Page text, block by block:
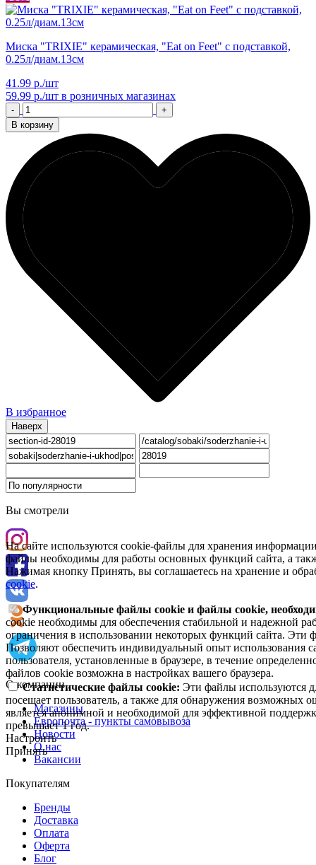
Миска "TRIXIE" керамическая, "Eat on Feet" с подставкой,
0.25л/диам.13см
41.99 р./шт
59.99 р./шт в розничных магазинах
-
+
В корзину
В избранное
Наверх
Вы смотрели
На сайте используются cookie-файлы для хранения
файлы необходимы для работы основных функций сайта, а
Нажимая кнопку Принять, вы соглашаетесь на хранение и
cookie.
Функциональные файлы cookie и файлы cookie,
cookie необходимы для обеспечения стабильной и надежной
ограничения в использовании некоторых функций сайта. Эти
Позволяют обеспечить индивидуальный опыт использования
пользователя, установленные в браузере, в течение
файлов cookie возможна в настройках вашего браузера.
Статистические файлы cookie: Эти файлы используются
посещает пользователь, а также для обнаружения возможных
является анонимной и необходимой для эффективной
превышает 1 год.
Настроить
Принять
О компании
Магазины
Европочта - пункты самовывоза
Новости
О нас
Вакансии
Покупателям
Бренды
Доставка
Оплата
Оферта
Блог